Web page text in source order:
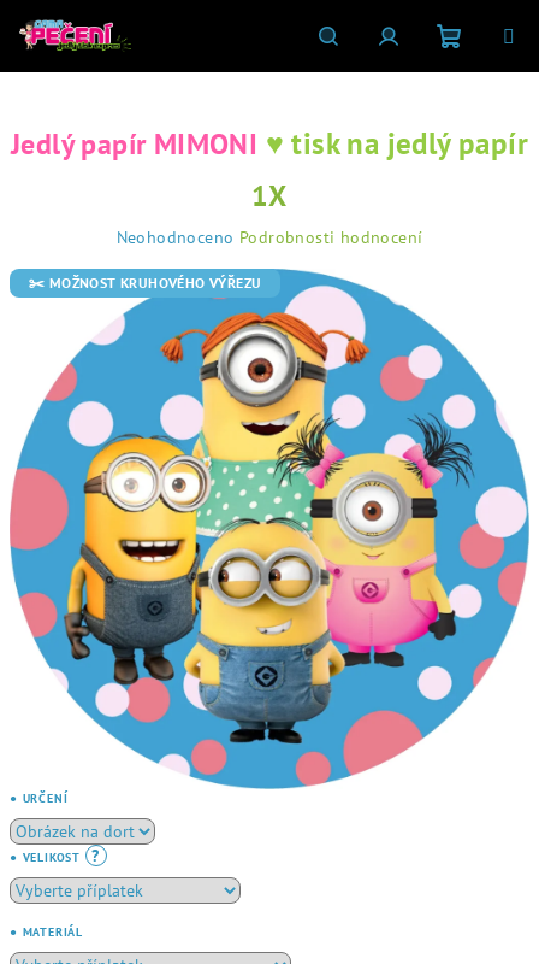
HledatPřihlášeníNákupní
košík
● URČENÍ
● VELIKOST ?
● MATERIÁL
Jedlý papír MIMONI ♥ tisk na jedlý papír
1X
produktu
hvězdiček.
Neohodnoceno Podrobnosti hodnocení
✂️ MOŽNOST KRUHOVÉHO VÝŘEZU